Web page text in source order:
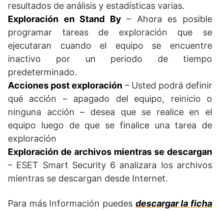
resultados de análisis y estadísticas varias.
Exploración en Stand By – Ahora es posible
programar tareas de exploración que se
ejecutaran cuando el equipo se encuentre
inactivo por un periodo de tiempo
predeterminado.
Acciones post exploración – Usted podrá definir
qué acción – apagado del equipo, reinicio o
ninguna acción – desea que se realice en el
equipo luego de que se finalice una tarea de
exploración
Exploración de archivos mientras se descargan
– ESET Smart Security 6 analizara los archivos
mientras se descargan desde Internet.
Para más Información puedes descargar la ficha